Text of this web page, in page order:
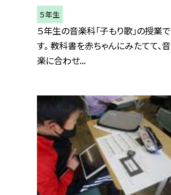
５年生
５年生の音楽科「子もり歌」の授業で
す。 教科書を赤ちゃんにみたてて、音
楽に合わせ...